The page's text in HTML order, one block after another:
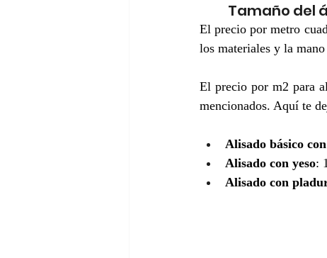
Tamaño del
El precio por metro
los materiales y la
El precio por m2 para
mencionados. Aquí te
Alisado básico
Alisado con yeso:
Alisado con